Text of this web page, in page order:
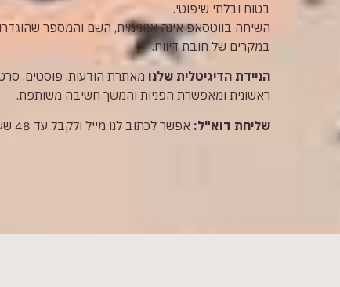
בטוח ובלתי שיפוטי.
השיחה בווטסאפ אינה אנונימית, השם והמספר
במקרים של חובת דיווח.
הניידת הדיגיטלית שלנו מאתרת הודעות, פוסטים,
ראשונית ומאפשרת הפניות והמשך חשיבה משותפת.
שליחת דוא"ל: אפשר לכתוב לנו מייל ולקבל עד 48 שעות תשובה ממתנדבים אנשי מקצוע.